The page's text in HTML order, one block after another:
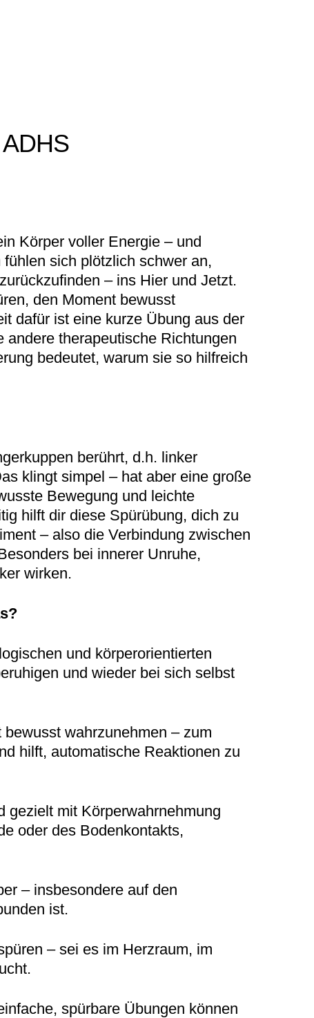
Körper voller Energie – und
sich plötzlich schwer an,
– ins Hier und Jetzt.
den Moment bewusst
dafür ist eine kurze Übung aus der
therapeutische Richtungen
bedeutet, warum sie so hilfreich
berührt, d.h. linker
klingt simpel – hat aber eine große
Bewegung und leichte
hilft dir diese Spürübung, dich zu
– also die Verbindung zwischen
bei innerer Unruhe,
wirken.
und körperorientierten
und wieder bei sich selbst
wahrzunehmen – zum
hilft, automatische Reaktionen zu
gezielt mit Körperwahrnehmung
oder des Bodenkontakts,
– insbesondere auf den
ist.
– sei es im Herzraum, im
spürbare Übungen können